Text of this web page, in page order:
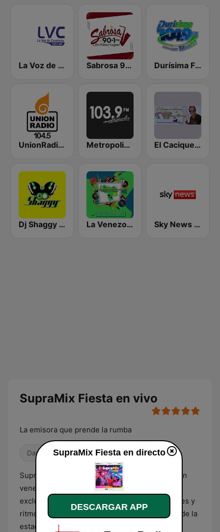
La Voz de Carabobo Sabrosa 90.1 FM Durísima FM
UnionRadio 104.5 Metropolis 103.9 FM El Cacique de Valencia
Dj Shaggy Venezuela La Venezolana FM Sky News Radio
SupraMix Fiesta en vivo
La emisora que prende la rumba
Dance / EDM Latino
SupraMix Fiesta es una emisora radial de origen
venezolano cuya programación está centrada
exclusivamente en géneros musicales tropicales y
ritmos latinos bailables. El contenido principal de la
estación abarca una amplia selección de salsa,
SupraMix Fiesta en directo
DESCARGAR APP